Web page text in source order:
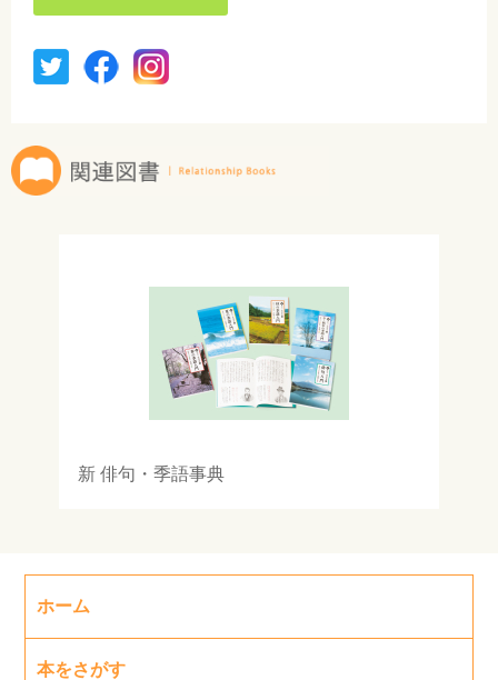
新 俳句・季語事典
ホーム
本をさがす